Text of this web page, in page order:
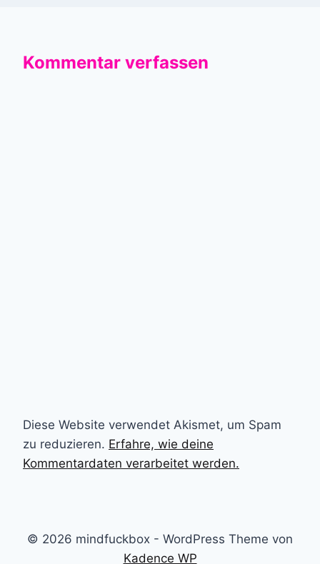
Kommentar verfassen
Diese Website verwendet Akismet, um Spam
zu reduzieren. Erfahre, wie deine
Kommentardaten verarbeitet werden.
© 2026 mindfuckbox - WordPress Theme von
Kadence WP